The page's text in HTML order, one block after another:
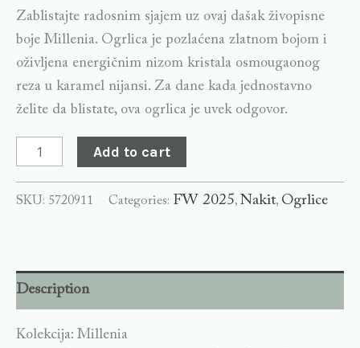
Zablistajte radosnim sjajem uz ovaj dašak živopisne
boje Millenia. Ogrlica je pozlaćena zlatnom bojom i
oživljena energičnim nizom kristala osmougaonog
reza u karamel nijansi. Za dane kada jednostavno
želite da blistate, ova ogrlica je uvek odgovor.
Add to cart
SKU: 5720911 Categories: FW 2025, Nakit, Ogrlice
Description
Kolekcija: Millenia